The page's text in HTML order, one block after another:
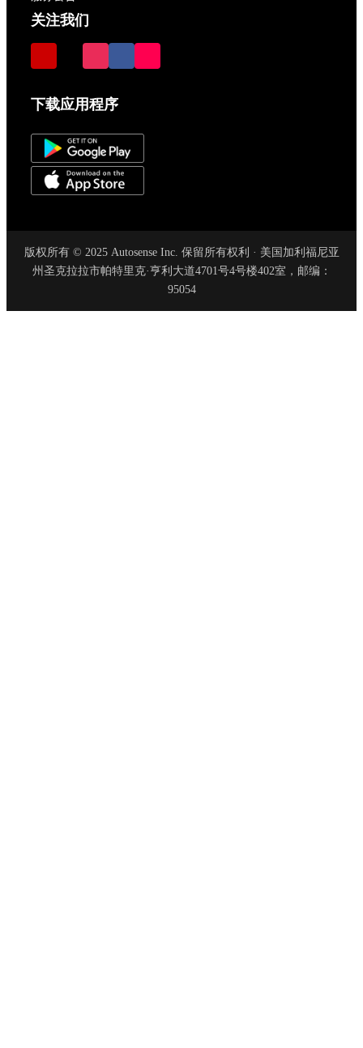
关注我们
下载应用程序
版权所有 © 2025 Autosense Inc. 保留所有权利 · 美国加利福尼亚
州圣克拉拉市帕特里克·亨利大道4701号4号楼402室，邮编：
95054